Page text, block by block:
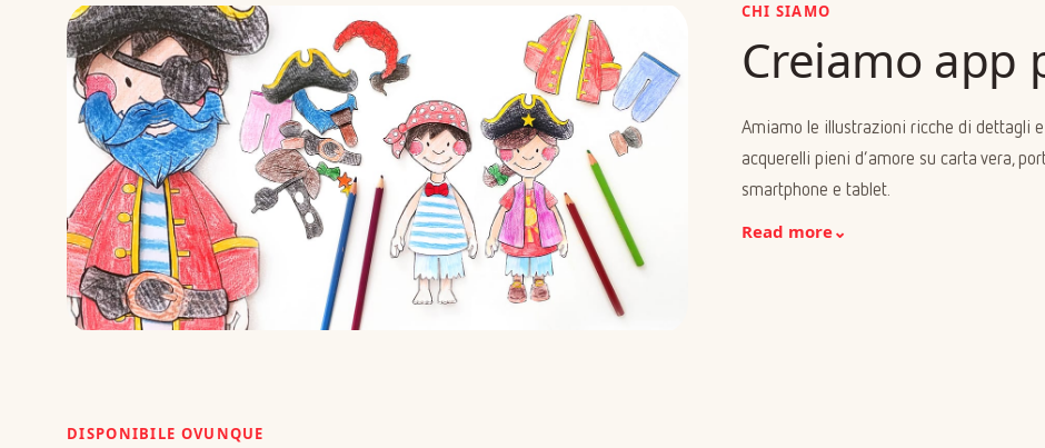
CHI SIAMO
Creiamo app
Amiamo le illustrazioni ricche di dettagli
acquerelli pieni d’amore su carta vera,
smartphone e tablet.
Read more⌄
DISPONIBILE OVUNQUE